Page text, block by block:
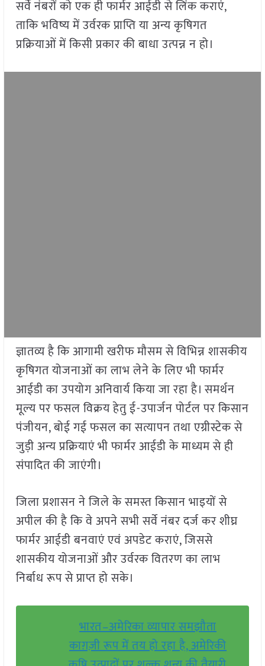
सर्वे नंबरों को एक ही फार्मर आईडी से लिंक कराएं,
ताकि भविष्य में उर्वरक प्राप्ति या अन्य कृषिगत
प्रक्रियाओं में किसी प्रकार की बाधा उत्पन्न न हो।
ज्ञातव्य है कि आगामी खरीफ मौसम से विभिन्न शासकीय
कृषिगत योजनाओं का लाभ लेने के लिए भी फार्मर
आईडी का उपयोग अनिवार्य किया जा रहा है। समर्थन
मूल्य पर फसल विक्रय हेतु ई-उपार्जन पोर्टल पर किसान
पंजीयन, बोई गई फसल का सत्यापन तथा एग्रीस्टेक से
जुड़ी अन्य प्रक्रियाएं भी फार्मर आईडी के माध्यम से ही
संपादित की जाएंगी।
जिला प्रशासन ने जिले के समस्त किसान भाइयों से
अपील की है कि वे अपने सभी सर्वे नंबर दर्ज कर शीघ्र
फार्मर आईडी बनवाएं एवं अपडेट कराएं, जिससे
शासकीय योजनाओं और उर्वरक वितरण का लाभ
निर्बाध रूप से प्राप्त हो सके।
भारत–अमेरिका व्यापार समझौता
काग़ज़ी रूप में तय हो रहा है, अमेरिकी